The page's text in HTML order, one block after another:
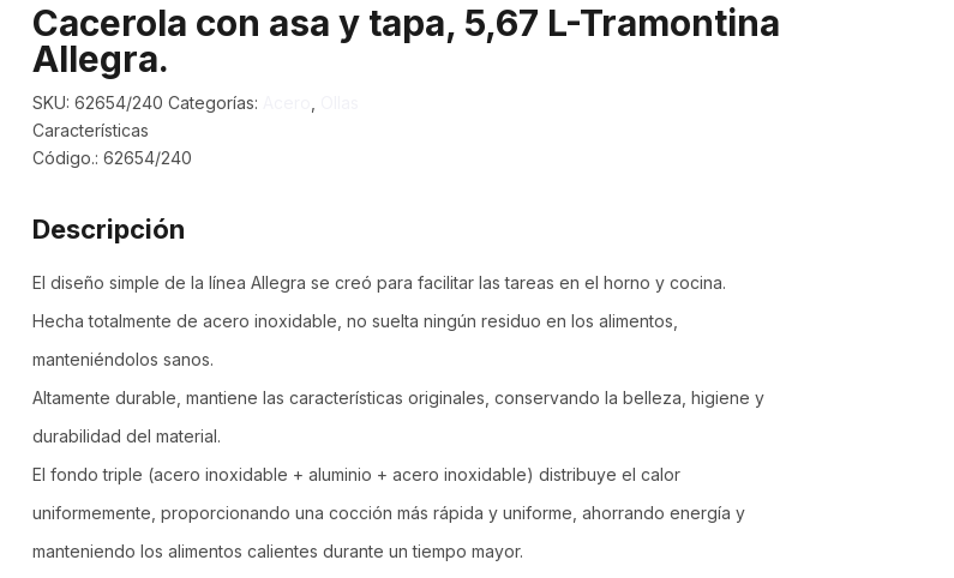
Cacerola con asa y tapa, 5,67 L-Tramontina
Allegra.
SKU: 62654/240 Categorías:
Características
Código.: 62654/240
Descripción
El diseño simple de la línea Allegra se creó para facilitar las tareas en el horno y cocina.
Hecha totalmente de acero inoxidable, no suelta ningún residuo en los alimentos,
manteniéndolos sanos.
Altamente durable, mantiene las características originales, conservando la belleza, higiene y
durabilidad del material.
El fondo triple (acero inoxidable + aluminio + acero inoxidable) distribuye el calor
uniformemente, proporcionando una cocción más rápida y uniforme, ahorrando energía y
manteniendo los alimentos calientes durante un tiempo mayor.